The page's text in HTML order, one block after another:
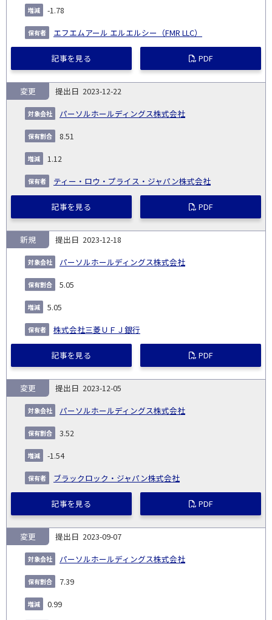
-1.78
エフエムアール エルエルシー（FMR LLC）
記事を見る PDF
2023-12-22
パーソルホールディングス株式会社
変更
8.51
1.12
ティー・ロウ・プライス・ジャパン株式会社
記事を見る PDF
2023-12-18
パーソルホールディングス株式会社
新規
5.05
5.05
株式会社三菱ＵＦＪ銀行
記事を見る PDF
2023-12-05
パーソルホールディングス株式会社
変更
3.52
-1.54
ブラックロック・ジャパン株式会社
記事を見る PDF
2023-09-07
パーソルホールディングス株式会社
変更
7.39
0.99